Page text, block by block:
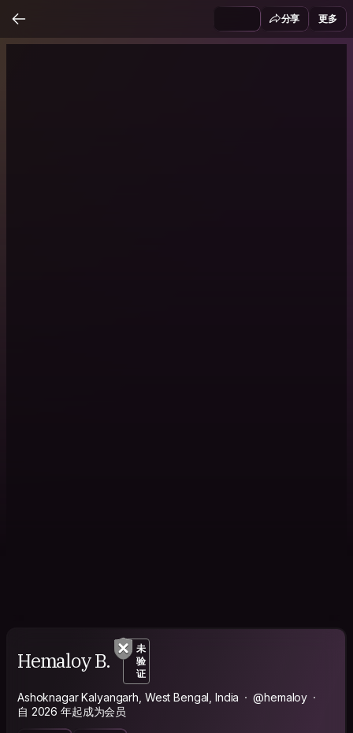
分享 更多
Hemaloy B.
未
验
证
Ashoknagar Kalyangarh, West Bengal, India
@hemaloy
自 2026 年起成为会员